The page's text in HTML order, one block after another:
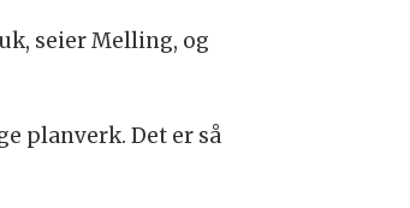
seier Melling, og
planverk. Det er så